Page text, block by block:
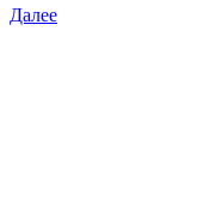
Далее